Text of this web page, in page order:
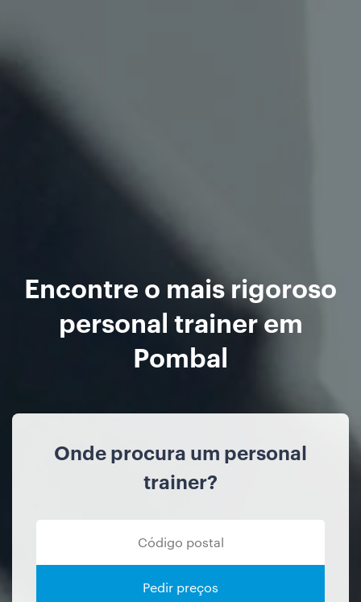
Encontre o mais rigoroso
personal trainer em
Pombal
Onde procura um personal
trainer?
Pedir preços